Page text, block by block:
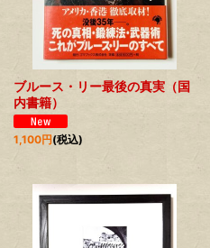
ブルース・リー最後の真実（国
内書籍）
1,100円(税込)